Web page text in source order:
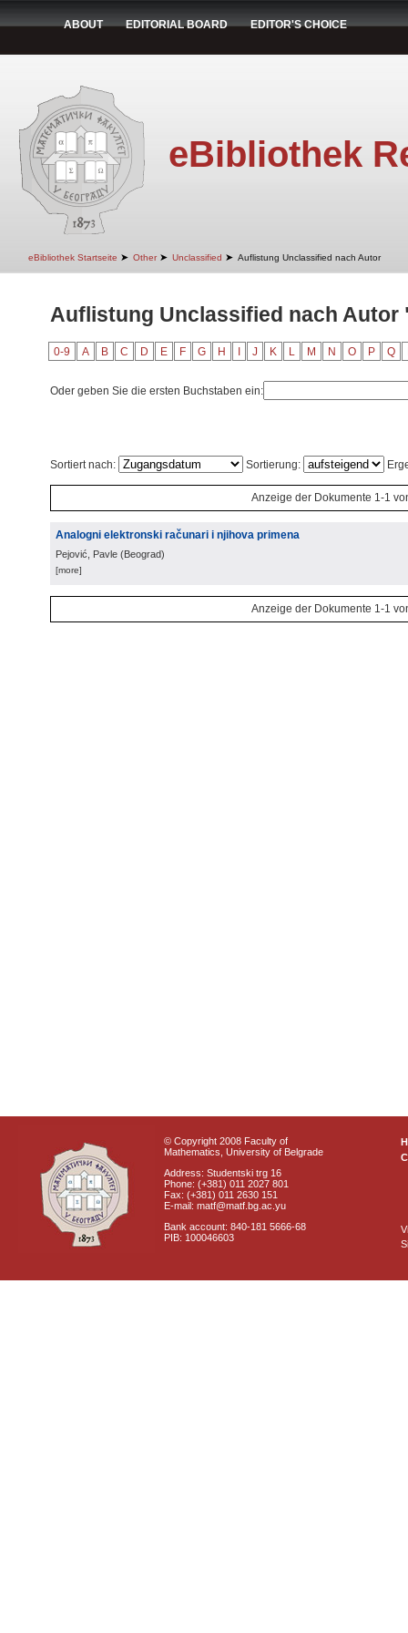
ABOUT EDITORIAL BOARD EDITOR'S CHOICE
eBibliothek
eBibliothek Startseite ➤ Other ➤ Unclassified ➤ Auflistung Unclassified nach Autor
Auflistung Unclassified nach Autor
0-9 A B C D E F G H J K L M N O P Q
Oder geben Sie die ersten Buchstaben ein:
Sortiert nach: Sortierung:
Anzeige der Dokumente 1-1
Analogni elektronski računari i njihova primena
Pejović, Pavle (Beograd)
[more]
Anzeige der Dokumente 1-1
© Copyright 2008 Faculty of
Mathematics, University of Belgrade
Address: Studentski trg 16
Phone: (+381) 011 2027 801
Fax: (+381) 011 2630 151
E-mail: matf@matf.bg.ac.yu
Bank account: 840-181 5666-68
PIB: 100046603